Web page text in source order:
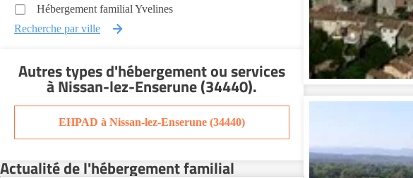
Hébergement familial Yvelines
Recherche par ville
Autres types d'hébergement ou services
à Nissan-lez-Enserune (34440).
EHPAD à Nissan-lez-Enserune (34440)
Actualité de l'hébergement familial